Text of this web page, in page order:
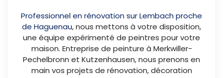
Professionnel en rénovation sur Lembach proche
de Haguenau, nous mettons à votre disposition,
une équipe expérimenté de peintres pour votre
maison. Entreprise de peinture à Merkwiller-
Pechelbronn et Kutzenhausen, nous prenons en
main vos projets de rénovation, décoration